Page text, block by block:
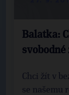
Balatka:
svobodné
Chci žít v
se našemu